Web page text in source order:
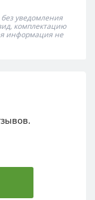
уведомления
комплектацию
информация не